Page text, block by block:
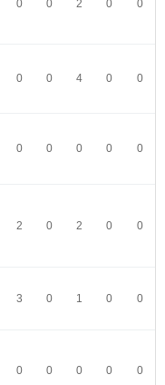
0 0 2 0 0
0 0 4 0 0
0 0 0 0 0
2 0 2 0 0
3 0 1 0 0
0 0 0 0 0